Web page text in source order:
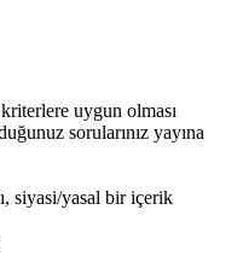
kriterlere uygun olması
sorularınız yayına
siyasi/yasal bir içerik